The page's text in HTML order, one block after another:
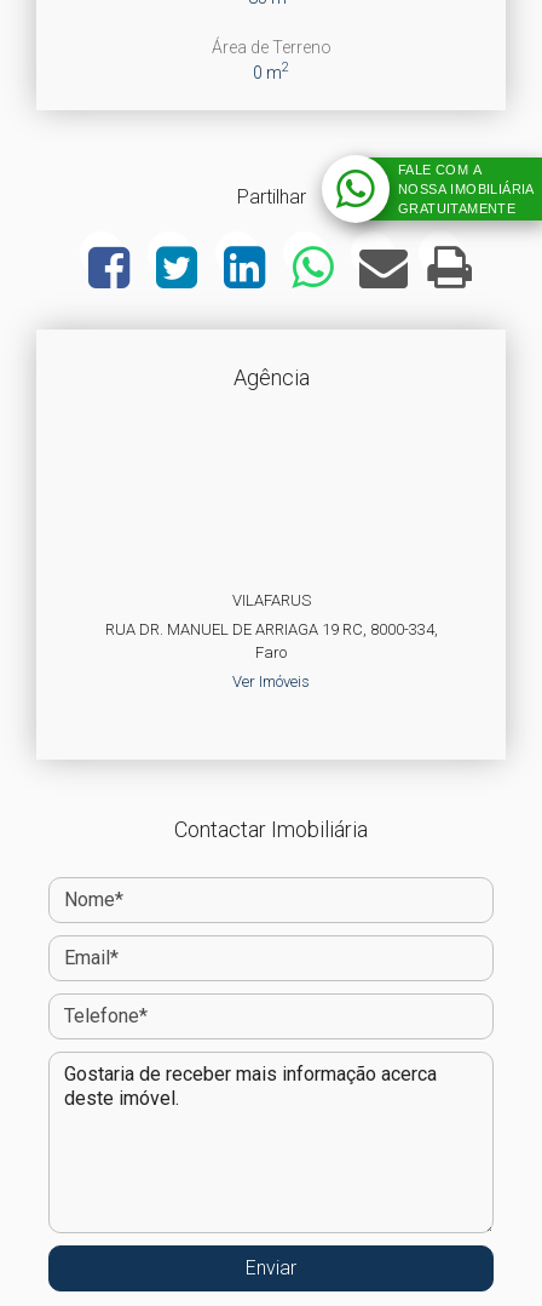
Área de Terreno
0 m2
Partilhar
Agência
VILAFARUS
RUA DR. MANUEL DE ARRIAGA 19 RC, 8000-334,
Faro
Ver Imóveis
Contactar Imobiliária
FALE COM A
NOSSA IMOBILIÁRIA
GRATUITAMENTE